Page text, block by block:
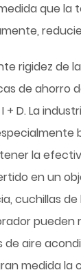
que
rigidez
de ahorro
D. La
la
en un
cuchillas
aire
medida